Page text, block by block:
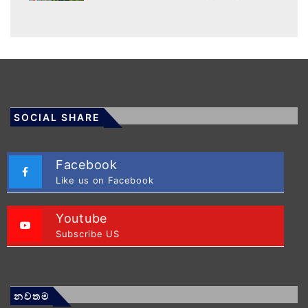
SOCIAL SHARE
Facebook
Like us on Facebook
Youtube
Subscribe US
නවතම